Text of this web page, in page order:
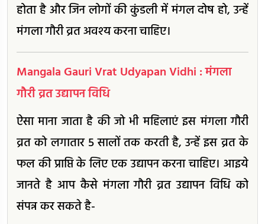
होता है और जिन लोगों की कुंडली में मंगल दोष हो, उन्हें
मंगला गौरी व्रत अवश्य करना चाहिए।
Mangala Gauri Vrat Udyapan Vidhi : मंगला
गौरी व्रत उद्यापन विधि
ऐसा माना जाता है की जो भी महिलाएं इस मंगला गौरी
व्रत को लगातार 5 सालों तक करती है, उन्हें इस व्रत के
फल की प्राप्ति के लिए एक उद्यापन करना चाहिए। आइये
जानते है आप कैसे मंगला गौरी व्रत उद्यापन विधि को
संपन्न कर सकते है-